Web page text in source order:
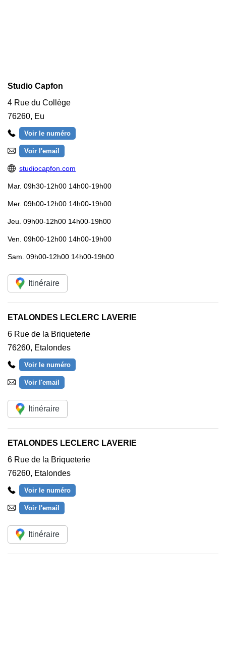
Studio Capfon
4 Rue du Collège
76260, Eu
Voir le numéro
Voir l'email
studiocapfon.com
Mar. 09h30-12h00 14h00-19h00
Mer. 09h00-12h00 14h00-19h00
Jeu. 09h00-12h00 14h00-19h00
Ven. 09h00-12h00 14h00-19h00
Sam. 09h00-12h00 14h00-19h00
Itinéraire
ETALONDES LECLERC LAVERIE
6 Rue de la Briqueterie
76260, Etalondes
Voir le numéro
Voir l'email
Itinéraire
ETALONDES LECLERC LAVERIE
6 Rue de la Briqueterie
76260, Etalondes
Voir le numéro
Voir l'email
Itinéraire